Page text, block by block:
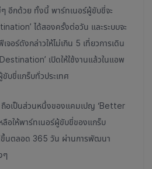
อีกด้วย ทั้งนี้ พาร์ทเนอร์ผู้ขับขี่จะ
ได้สองครั้งต่อวัน และระบบจะ
จอร์ดังกล่าวให้ไม่เกิน 5 เที่ยวการเดิน
เปิดให้ใช้งานแล้วในแอพ
บขี่แกร็บทั่วประเทศ
ถือเป็นส่วนหนึ่งของแคมเปญ ‘Better
อให้พาร์ทเนอร์ผู้ขับขี่ของแกร็บ
ขึ้นตลอด 365 วัน ผ่านการพัฒนา
ๆ